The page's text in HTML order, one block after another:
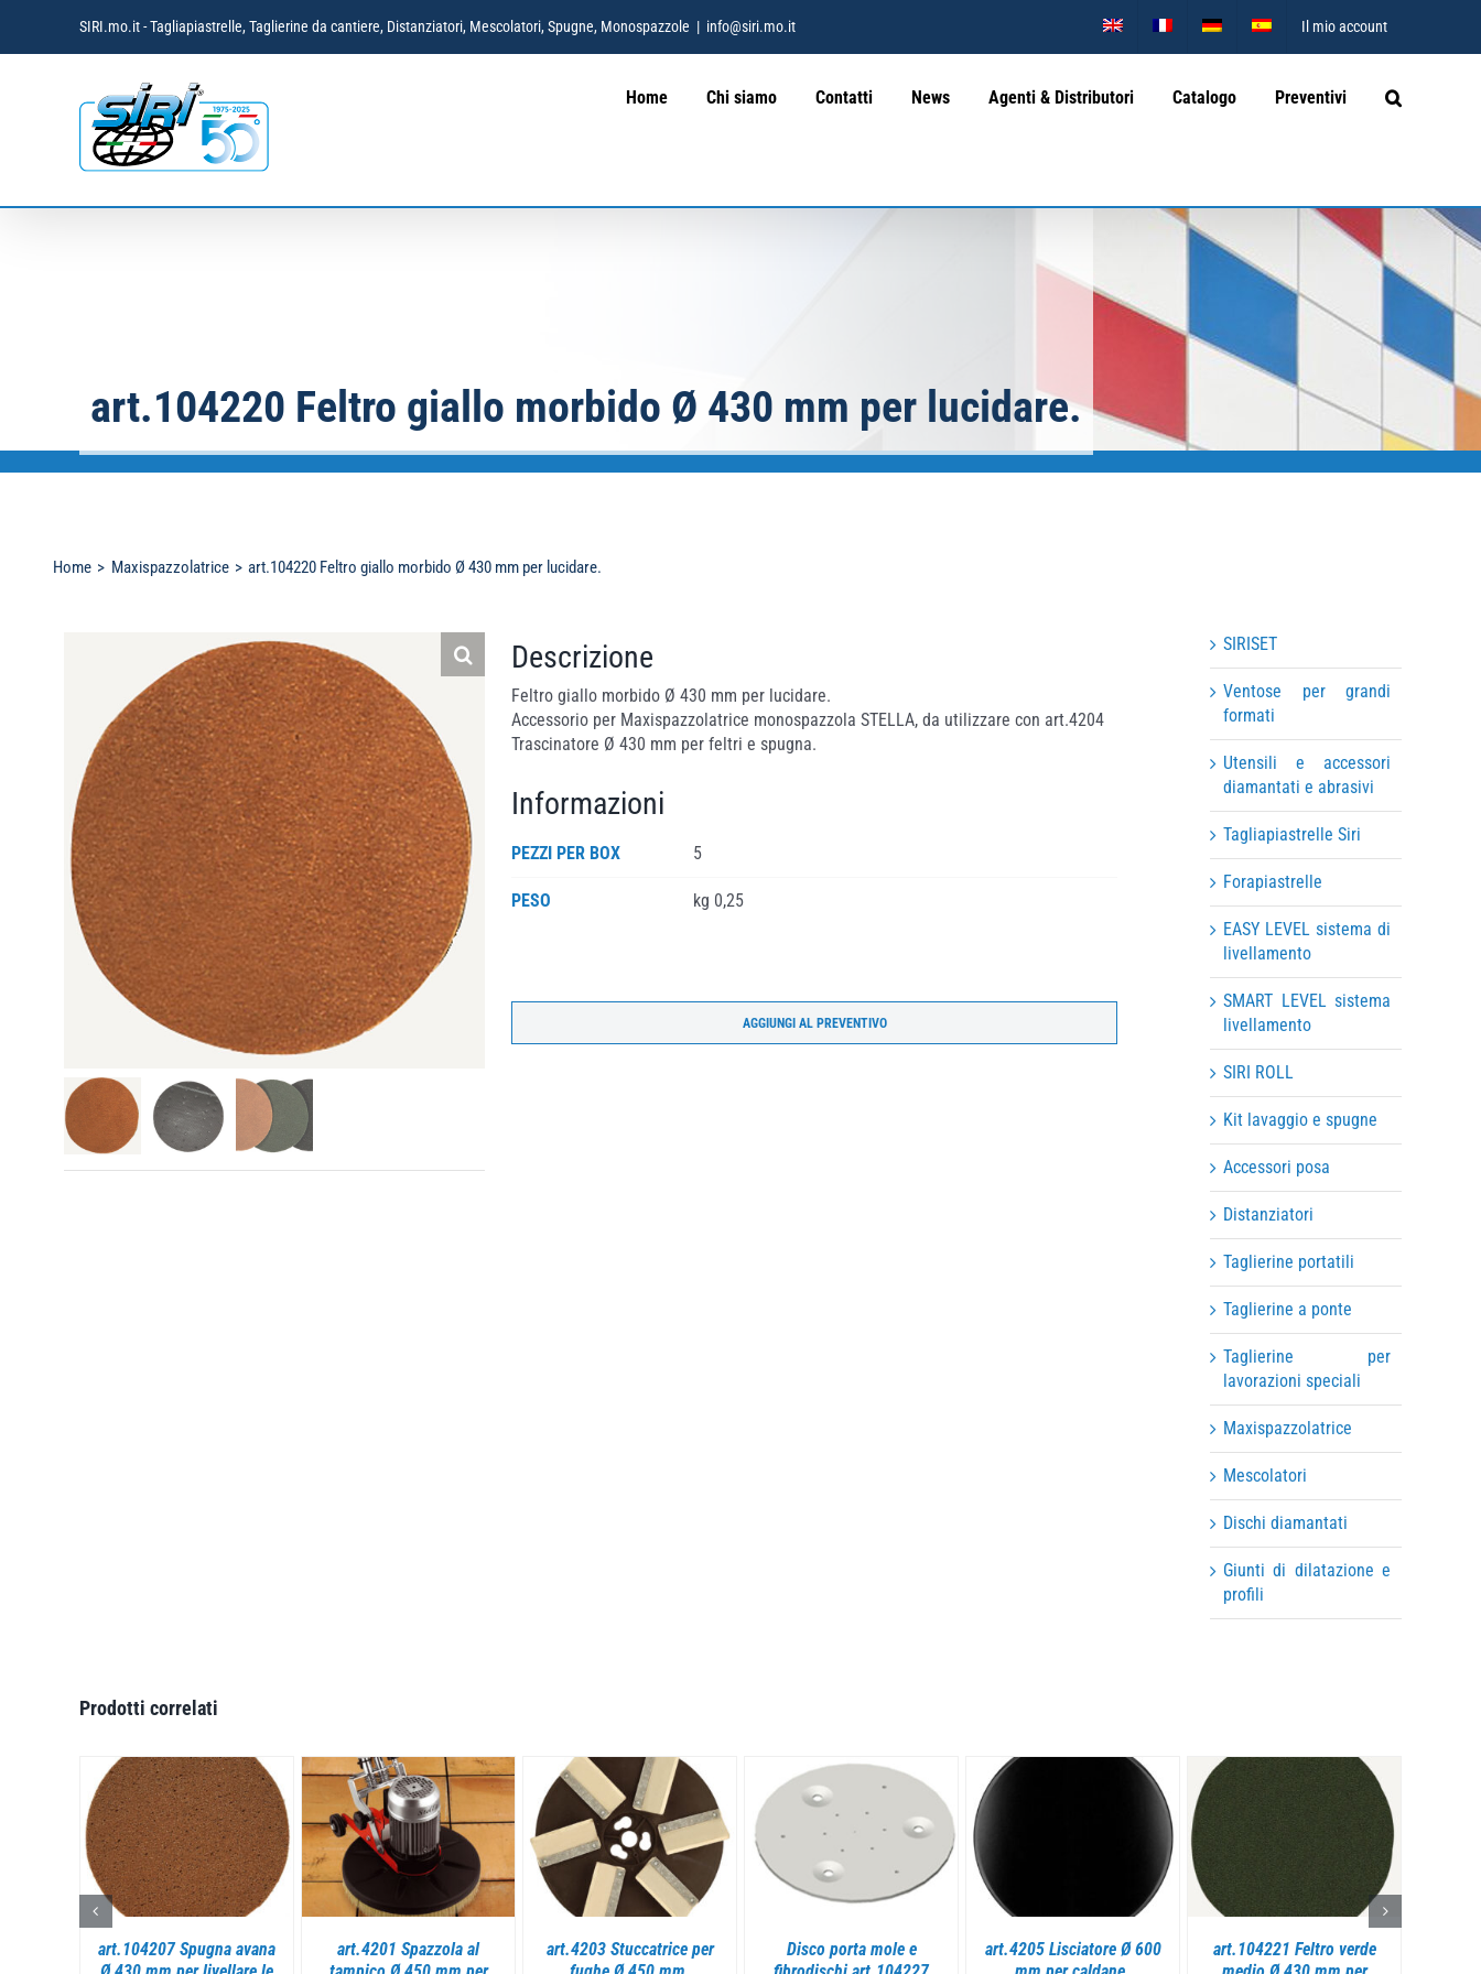
contenuto
SIRI.mo.it - Tagliapiastrelle, Taglierine da cantiere, Distanziatori, Mescolatori, Spugne, Monospazzole | info@siri.mo.it Il mio account
Home Chi siamo Contatti News Agenti & Distributori Catalogo Preventivi
art.104220 Feltro giallo morbido Ø 430 mm per lucidare.
Home Maxispazzolatrice art.104220 Feltro giallo morbido Ø 430 mm per lucidare.
Descrizione
Feltro giallo morbido Ø 430 mm per lucidare.
Accessorio per Maxispazzolatrice monospazzola STELLA, da utilizzare con art.4204
Trascinatore Ø 430 mm per feltri e spugna.
Informazioni
PEZZI PER BOX 5
PESO kg 0,25
AGGIUNGI AL PREVENTIVO
SIRISET
Ventose per grandi
formati
Utensili e accessori
diamantati e abrasivi
Tagliapiastrelle Siri
Forapiastrelle
EASY LEVEL sistema di
livellamento
SMART LEVEL sistema
livellamento
SIRI ROLL
Kit lavaggio e spugne
Accessori posa
Distanziatori
Taglierine portatili
Taglierine a ponte
Taglierine per
lavorazioni speciali
Maxispazzolatrice
Mescolatori
Dischi diamantati
Giunti di dilatazione e
profili
Prodotti correlati
art.104207 Spugna avana
DETTAGLI
art.4201 Spazzola al
DETTAGLI
art.4203 Stuccatrice per
DETTAGLI
Disco porta mole e
art.4205 Lisciatore Ø 600
art.104221 Feltro verde